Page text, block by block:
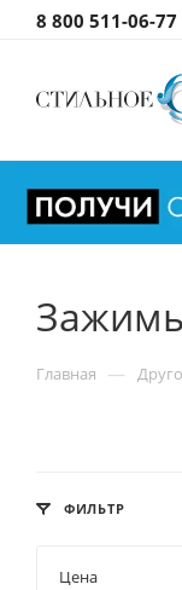
8 800 511-06-77
Зажимы
Главная —
ФИЛЬТР
Цена